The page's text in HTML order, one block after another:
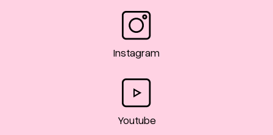
Instagram
Youtube